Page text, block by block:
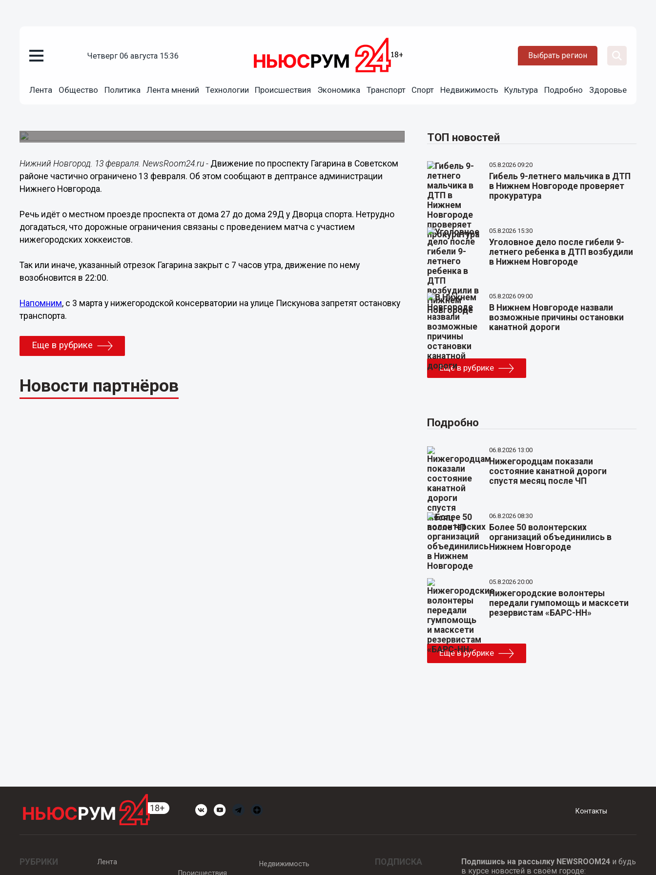
четверг 06 августа 15:36 Выбрать регион
Лента Общество Политика Лента мнений Технологии Происшествия Экономика Транспорт Спорт Недвижимость Культура Подробно Здоровье
13.02.202009:05
Нижний Новгород. 13 февраля. NewsRoom24.ru - Движение по проспекту Гагарина в Советском
районе частично ограничено 13 февраля. Об этом сообщают в дептрансе администрации
Нижнего Новгорода.
Речь идёт о местном проезде проспекта от дома 27 до дома 29Д у Дворца спорта. Нетрудно
догадаться, что дорожные ограничения связаны с проведением матча с участием
нижегородских хоккеистов.
Так или иначе, указанный отрезок Гагарина закрыт с 7 часов утра, движение по нему
возобновится в 22:00.
Напомним, с 3 марта у нижегородской консерватории на улице Пискунова запретят остановку
транспорта.
Еще в рубрике
Новости партнёров
ТОП новостей
05.8.2026 09:20
Гибель 9-летнего мальчика в ДТП
в Нижнем Новгороде проверяет
прокуратура
05.8.2026 15:30
Уголовное дело после гибели 9-
летнего ребенка в ДТП возбудили
в Нижнем Новгороде
05.8.2026 09:00
В Нижнем Новгороде назвали
возможные причины остановки
канатной дороги
Еще в рубрике
Подробно
06.8.2026 13:00
Нижегородцам показали
состояние канатной дороги
спустя месяц после ЧП
06.8.2026 08:30
Более 50 волонтерских
организаций объединились в
Нижнем Новгороде
05.8.2026 20:00
Нижегородские волонтеры
передали гумпомощь и масксети
резервистам «БАРС-НН»
Еще в рубрике
Контакты
РУБРИКИ
Лента
Происшествия
Недвижимость ПОДПИСКА Подпишись на рассылку NEWSROOM24и будь
в курсе новостей в своём городе: